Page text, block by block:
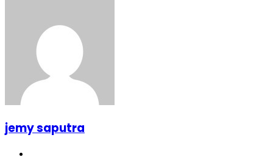
jemy saputra